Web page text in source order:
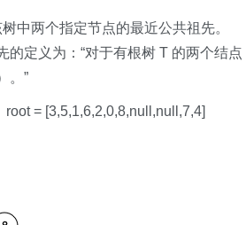
中两个指定节点的最近公共祖先。
的定义为：“对于有根树 T 的两个结
。”
= [3,5,1,6,2,0,8,null,null,7,4]